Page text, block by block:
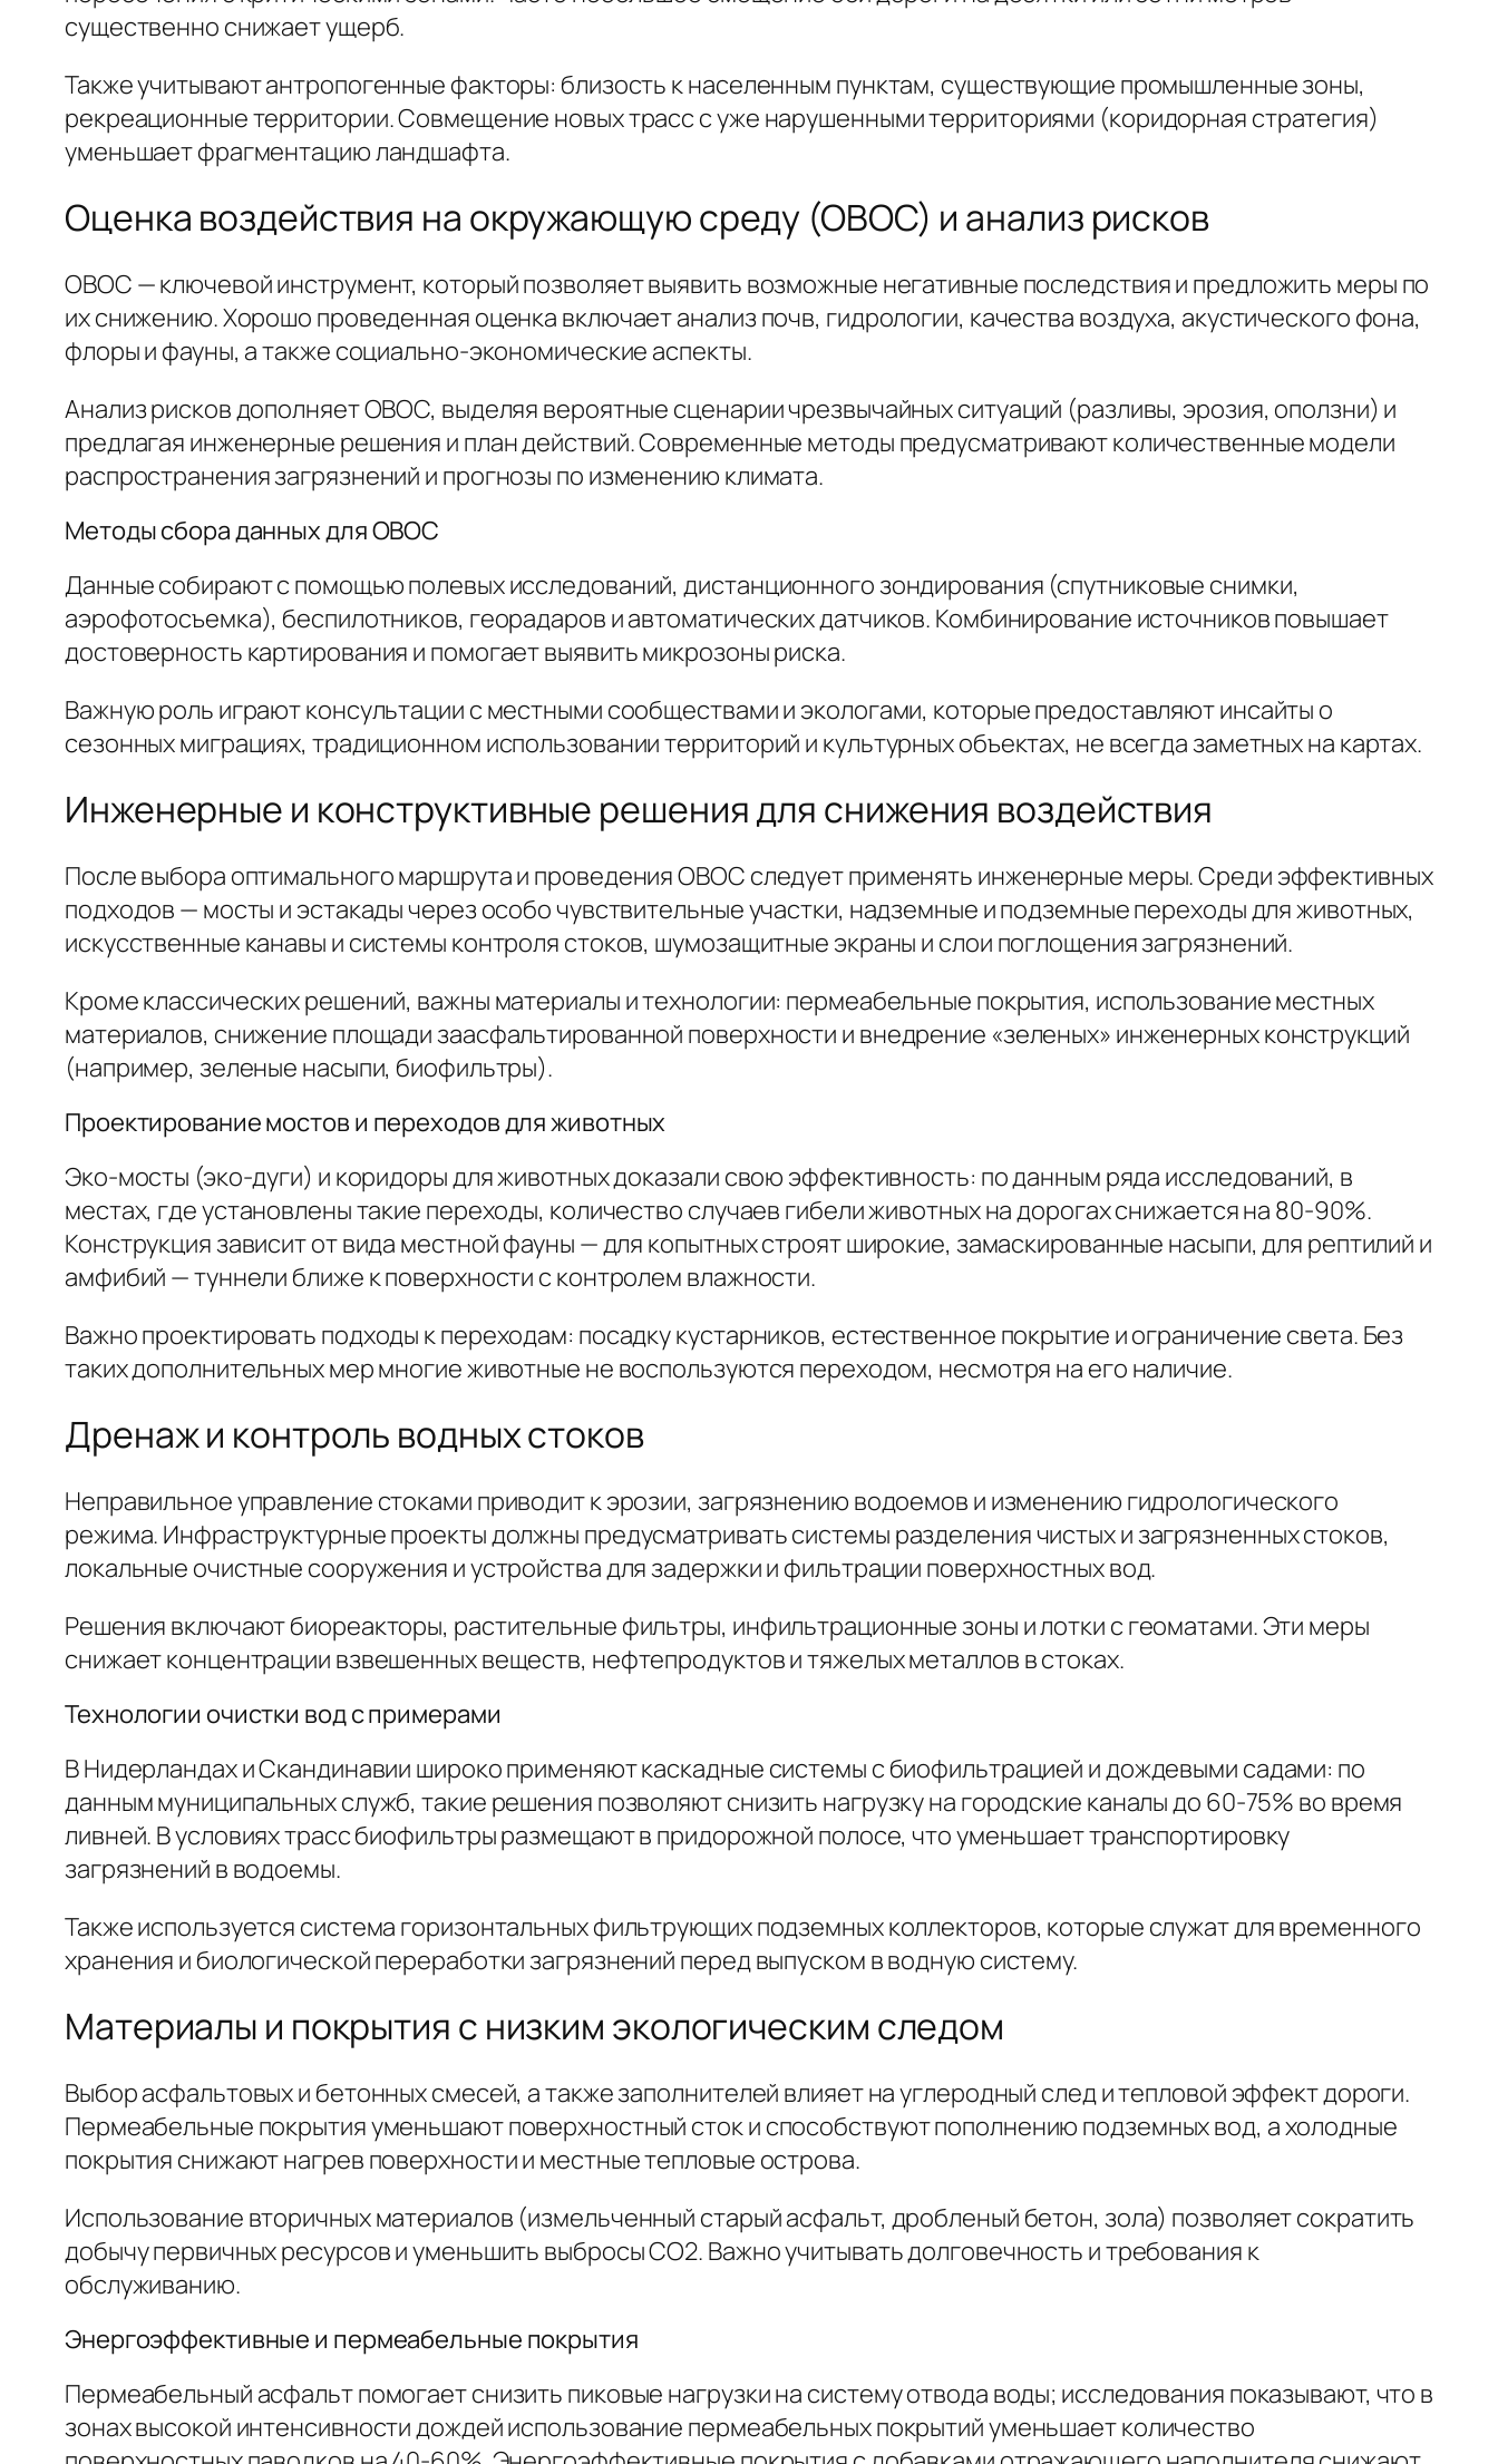
существенно снижает ущерб.
Также учитывают антропогенные факторы: близость к населенным пунктам, существующие промышленные зоны,
рекреационные территории. Совмещение новых трасс с уже нарушенными территориями (коридорная стратегия)
уменьшает фрагментацию ландшафта.
Оценка воздействия на окружающую среду (ОВОС) и анализ рисков
ОВОС — ключевой инструмент, который позволяет выявить возможные негативные последствия и предложить меры по
их снижению. Хорошо проведенная оценка включает анализ почв, гидрологии, качества воздуха, акустического фона,
флоры и фауны, а также социально-экономические аспекты.
Анализ рисков дополняет ОВОС, выделяя вероятные сценарии чрезвычайных ситуаций (разливы, эрозия, оползни) и
предлагая инженерные решения и план действий. Современные методы предусматривают количественные модели
распространения загрязнений и прогнозы по изменению климата.
Методы сбора данных для ОВОС
Данные собирают с помощью полевых исследований, дистанционного зондирования (спутниковые снимки,
аэрофотосъемка), беспилотников, георадаров и автоматических датчиков. Комбинирование источников повышает
достоверность картирования и помогает выявить микрозоны риска.
Важную роль играют консультации с местными сообществами и экологами, которые предоставляют инсайты о
сезонных миграциях, традиционном использовании территорий и культурных объектах, не всегда заметных на картах.
Инженерные и конструктивные решения для снижения воздействия
После выбора оптимального маршрута и проведения ОВОС следует применять инженерные меры. Среди эффективных
подходов — мосты и эстакады через особо чувствительные участки, надземные и подземные переходы для животных,
искусственные канавы и системы контроля стоков, шумозащитные экраны и слои поглощения загрязнений.
Кроме классических решений, важны материалы и технологии: пермеабельные покрытия, использование местных
материалов, снижение площади заасфальтированной поверхности и внедрение «зеленых» инженерных конструкций
(например, зеленые насыпи, биофильтры).
Проектирование мостов и переходов для животных
Эко-мосты (эко-дуги) и коридоры для животных доказали свою эффективность: по данным ряда исследований, в
местах, где установлены такие переходы, количество случаев гибели животных на дорогах снижается на 80-90%.
Конструкция зависит от вида местной фауны — для копытных строят широкие, замаскированные насыпи, для рептилий и
амфибий — туннели ближе к поверхности с контролем влажности.
Важно проектировать подходы к переходам: посадку кустарников, естественное покрытие и ограничение света. Без
таких дополнительных мер многие животные не воспользуются переходом, несмотря на его наличие.
Дренаж и контроль водных стоков
Неправильное управление стоками приводит к эрозии, загрязнению водоемов и изменению гидрологического
режима. Инфраструктурные проекты должны предусматривать системы разделения чистых и загрязненных стоков,
локальные очистные сооружения и устройства для задержки и фильтрации поверхностных вод.
Решения включают биореакторы, растительные фильтры, инфильтрационные зоны и лотки с геоматами. Эти меры
снижает концентрации взвешенных веществ, нефтепродуктов и тяжелых металлов в стоках.
Технологии очистки вод с примерами
В Нидерландах и Скандинавии широко применяют каскадные системы с биофильтрацией и дождевыми садами: по
данным муниципальных служб, такие решения позволяют снизить нагрузку на городские каналы до 60-75% во время
ливней. В условиях трасс биофильтры размещают в придорожной полосе, что уменьшает транспортировку
загрязнений в водоемы.
Также используется система горизонтальных фильтрующих подземных коллекторов, которые служат для временного
хранения и биологической переработки загрязнений перед выпуском в водную систему.
Материалы и покрытия с низким экологическим следом
Выбор асфальтовых и бетонных смесей, а также заполнителей влияет на углеродный след и тепловой эффект дороги.
Пермеабельные покрытия уменьшают поверхностный сток и способствуют пополнению подземных вод, а холодные
покрытия снижают нагрев поверхности и местные тепловые острова.
Использование вторичных материалов (измельченный старый асфальт, дробленый бетон, зола) позволяет сократить
добычу первичных ресурсов и уменьшить выбросы CO2. Важно учитывать долговечность и требования к
обслуживанию.
Энергоэффективные и пермеабельные покрытия
Пермеабельный асфальт помогает снизить пиковые нагрузки на систему отвода воды; исследования показывают, что в
зонах высокой интенсивности дождей использование пермеабельных покрытий уменьшает количество